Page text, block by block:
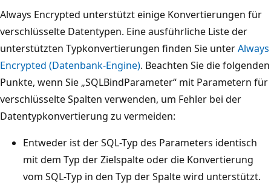
Always Encrypted unterstützt einige Konvertierungen für
verschlüsselte Datentypen. Eine ausführliche Liste der
unterstützten Typkonvertierungen finden Sie unterAlways
Encrypted (Datenbank-Engine). Beachten Sie die folgenden
Punkte, wenn Sie „SQLBindParameter“ mit Parametern für
verschlüsselte Spalten verwenden, um Fehler bei der
Datentypkonvertierung zu vermeiden:
Entweder ist der SQL-Typ des Parameters identisch
mit dem Typ der Zielspalte oder die Konvertierung
vom SQL-Typ in den Typ der Spalte wird unterstützt.